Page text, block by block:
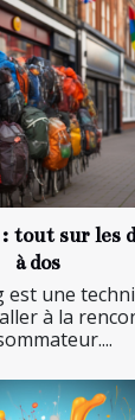
sur les
à dos
une
à la